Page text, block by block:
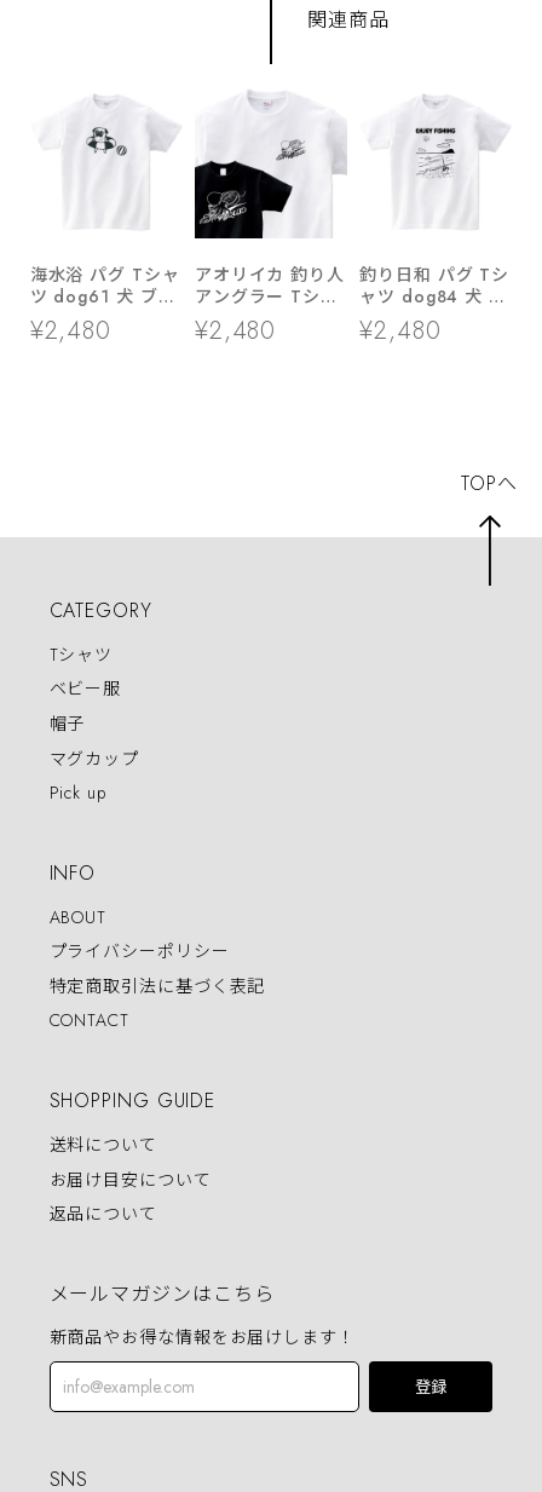
関連商品
海水浴 パグ Tシャ
ツ dog61 犬 ブヒ
パグ 好き 服 ゆる
い イラスト
¥2,480
アオリイカ 釣り人
アングラー Tシャ
ツ rf28 あおりい
か ルアーフィッシ
¥2,480
釣り日和 パグ Tシ
ャツ dog84 犬 ブ
ヒ ゆるい 手描き
イラスト パグ 犬
¥2,480
CATEGORY
Tシャツ
ベビー服
帽子
マグカップ
Pick up
INFO
ABOUT
プライバシーポリシー
特定商取引法に基づく表記
CONTACT
SHOPPING GUIDE
送料について
お届け目安について
返品について
メールマガジンはこちら
新商品やお得な情報をお届けします！
登録
SNS
TOPへ